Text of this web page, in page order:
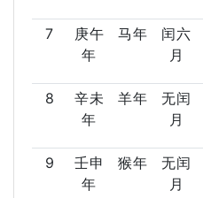
7
庚午
年
马年
闰六
月
8
辛未
年
羊年
无闰
月
9
壬申
年
猴年
无闰
月